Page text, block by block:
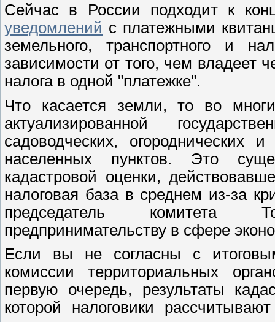
Сейчас в России подходит к
уведомлений с платежными
земельного, транспортного и
зависимости от того, чем владеет
налога в одной "платежке".
Что касается земли, то во
актуализированной
садоводческих,
населенных пунктов. Это
кадастровой оценки,
налоговая база в среднем из-за
председатель комитета
предпринимательству в сфере
Если вы не согласны с
комиссии территориальных
первую очередь, результаты
которой налоговики